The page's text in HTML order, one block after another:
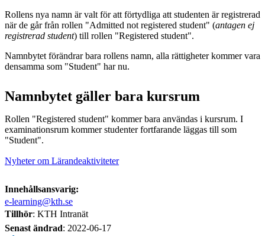
Rollens nya namn är valt för att förtydliga att studenten är registrerad
när de går från rollen "Admitted not registered student" (antagen ej
registrerad student) till rollen "Registered student".
Namnbytet förändrar bara rollens namn, alla rättigheter kommer vara
densamma som "Student" har nu.
Namnbytet gäller bara kursrum
Rollen "Registered student" kommer bara användas i kursrum. I
examinationsrum kommer studenter fortfarande läggas till som
"Student".
Nyheter om Lärandeaktiviteter
Innehållsansvarig:
e-learning@kth.se
Tillhör: KTH Intranät
Senast ändrad: 2022-06-17